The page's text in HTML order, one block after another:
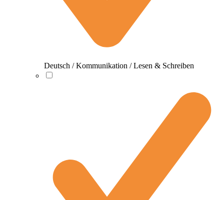
Deutsch / Kommunikation / Lesen & Schreiben